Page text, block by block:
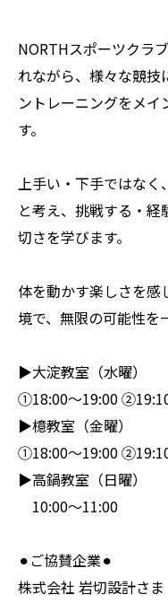
NORTHスポーツクラ
れながら、様々な競技
ントレーニングをメ
す。
上手い・下手ではなく
と考え、挑戦する・
切さを学びます。
体を動かす楽しさを
境で、無限の可能性
▶︎大淀教室（水曜）
①18:00〜19:00
▶︎檍教室（金曜）
①18:00〜19:00
▶︎高鍋教室（日曜）
10:00〜11:00
⚫︎ご協賛企業⚫︎
株式会社 岩切設計さま